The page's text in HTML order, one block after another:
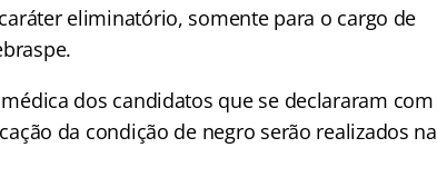
eliminatório, somente para o cargo de
dos candidatos que se declararam com
da condição de negro serão realizados na